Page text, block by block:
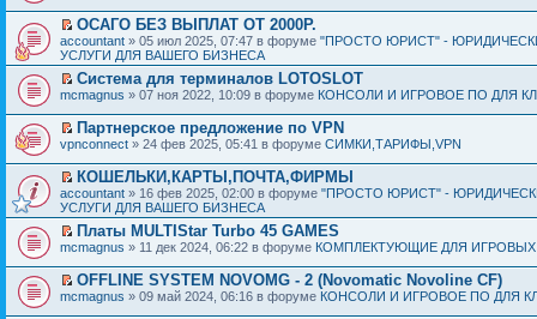
ОСАГО БЕЗ ВЫПЛАТ ОТ 2000Р.
accountant » 05 июл 2025, 07:47 в форуме "ПРОСТО ЮРИСТ" -
УСЛУГИ ДЛЯ ВАШЕГО БИЗНЕСА
Система для терминалов LOTOSLOT
mcmagnus » 07 ноя 2022, 10:09 в форуме КОНСОЛИ И ИГРОВОЕ ПО ДЛЯ
Партнерское предложение по VPN
vpnconnect » 24 фев 2025, 05:41 в форуме СИМКИ,ТАРИФЫ,VPN
КОШЕЛЬКИ,КАРТЫ,ПОЧТА,ФИРМЫ
accountant » 16 фев 2025, 02:00 в форуме "ПРОСТО ЮРИСТ" -
УСЛУГИ ДЛЯ ВАШЕГО БИЗНЕСА
Платы MULTIStar Turbo 45 GAMES
mcmagnus » 11 дек 2024, 06:22 в форуме КОМПЛЕКТУЮЩИЕ ДЛЯ ИГРОВЫХ
OFFLINE SYSTEM NOVOMG - 2 (Novomatic Novoline CF)
mcmagnus » 09 май 2024, 06:16 в форуме КОНСОЛИ И ИГРОВОЕ ПО ДЛЯ